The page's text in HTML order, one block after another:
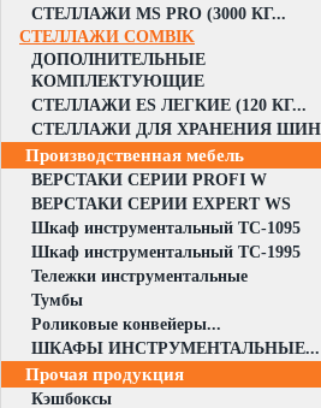
СТЕЛЛАЖИ MS PRO (3000 КГ...
СТЕЛЛАЖИ COMBIK
ДОПОЛНИТЕЛЬНЫЕ
КОМПЛЕКТУЮЩИЕ
СТЕЛЛАЖИ ES ЛЕГКИЕ (120 КГ...
СТЕЛЛАЖИ ДЛЯ ХРАНЕНИЯ ШИН
Производственная мебель
ВЕРСТАКИ СЕРИИ PROFI W
ВЕРСТАКИ СЕРИИ EXPERT WS
Шкаф инструментальный TC-1095
Шкаф инструментальный TC-1995
Тележки инструментальные
Тумбы
Роликовые конвейеры...
ШКАФЫ ИНСТРУМЕНТАЛЬНЫЕ...
Прочая продукция
Кэшбоксы